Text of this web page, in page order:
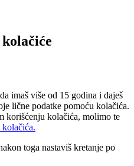
imaš više od 15 godina i daješ
lične podatke pomoću kolačića.
korišćenju kolačića, molimo te
toga nastaviš kretanje po